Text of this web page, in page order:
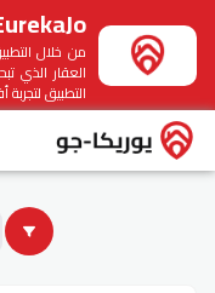
من خلال
العقار الذي
التطبيق